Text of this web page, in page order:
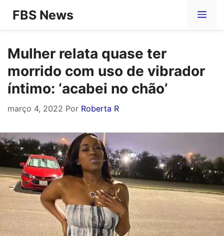
Pular
conteúdo
FBS News
Mulher relata quase ter
morrido com uso de vibrador
íntimo: ‘acabei no chão’
março 4, 2022 Por Roberta R